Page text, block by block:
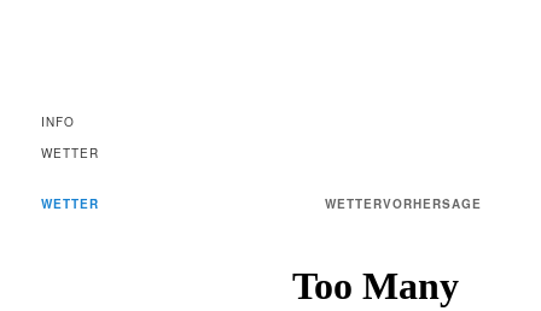
INFO
WETTER
WETTER WETTERVORHERSAGE